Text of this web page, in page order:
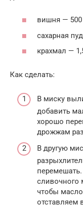
вишня — 500
сахарная
крахмал —
Как сделать:
В миску
добавить
хорошо
дрожжам
В другую
сливочного
чтобы
отставляем